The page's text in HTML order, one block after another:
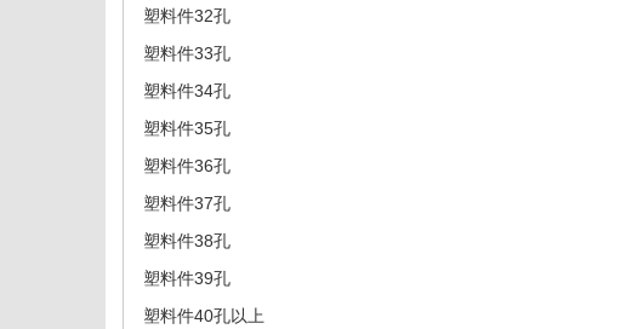
塑料件32孔
塑料件33孔
塑料件34孔
塑料件35孔
塑料件36孔
塑料件37孔
塑料件38孔
塑料件39孔
塑料件40孔以上